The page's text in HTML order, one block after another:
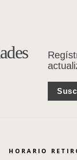
HORARIO